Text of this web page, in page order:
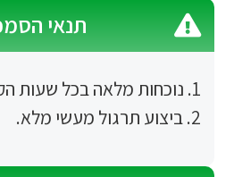
תנאי הסמכה